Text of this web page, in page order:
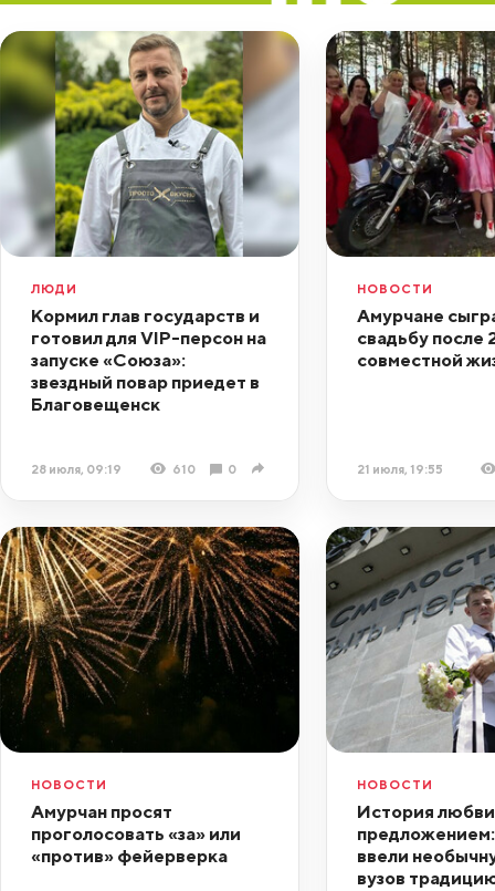
ЛЮДИ
Кормил глав государств и
готовил для VIP-персон на
запуске «Союза»:
звездный повар приедет в
Благовещенск
28 июля, 09:19 610 0
НОВОСТИ
Амурчане
свадьбу после
совместной
21 июля, 19:55
НОВОСТИ
Амурчан просят
проголосовать «за» или
«против» фейерверка
НОВОСТИ
История
ввели
вузов